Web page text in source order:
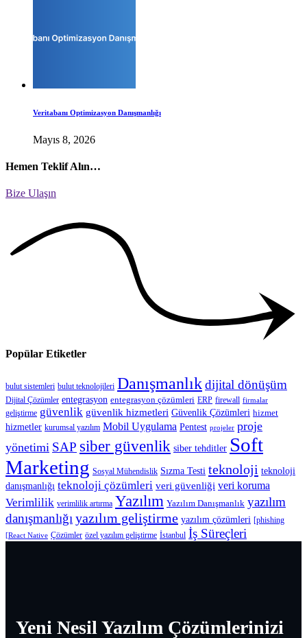
Veritabanı Optimizasyon Danışmanlığı
Mayıs 8, 2026
Hemen Teklif Alın…
Bize Ulaşın
Popülar Etiketler
bulut sistemleri bulut teknolojileri Danışmanlıkdijital dönüşüm
Dijital Çözümler entegrasyon entegrasyon çözümleri ERP firewall firmalar
geliştirme güvenlik güvenlik hizmetleri Güvenlik Çözümleri hizmet
hizmetler kurumsal yazılım Mobil Uygulama Pentest projeler proje
yönetimi SAP siber güvenlik siber tehditler Soft
Marketing Sosyal Mühendislik Sızma Testi teknoloji teknoloji
danışmanlığı teknoloji çözümleri veri güvenliği veri koruma
Verimlilik verimlilik artırma Yazılım Yazılım Danışmanlık yazılım
danışmanlığıyazılım geliştirme yazılım çözümleri [phishing
[React Native Çözümler özel yazılım geliştirme İstanbul İş Süreçleri
Yeni Nesil Yazılım Çözümlerinizi